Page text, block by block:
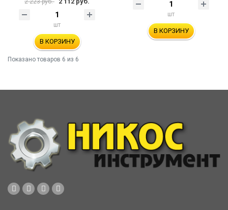
2 223 руб.
шт
В КОРЗИНУ
шт
В КОРЗИНУ
Показано товаров 6 из 6